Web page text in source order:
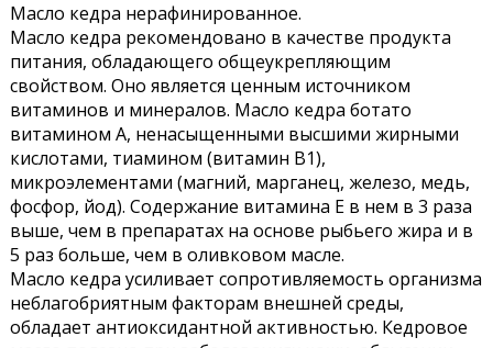
Масло кедра нерафинированное.
Масло кедра рекомендовано в качестве продукта
питания, обладающего общеукрепляющим
свойством. Оно является ценным источником
витаминов и минералов. Масло кедра ботато
витамином А, ненасыщенными высшими жирными
кислотами, тиамином (витамин В1),
микроэлементами (магний, марганец, железо, медь,
фосфор, йод). Содержание витамина Е в нем в 3 раза
выше, чем в препаратах на основе рыбьего жира и в
5 раз больше, чем в оливковом масле.
Масло кедра усиливает сопротивляемость организма
неблагобриятным факторам внешней среды,
обладает антиоксидантной активностью. Кедровое